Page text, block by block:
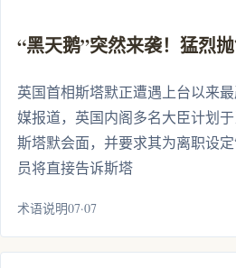
“黑天鹅”突然来袭！猛烈
英国首相斯塔默正遭遇上台以来
媒报道，英国内阁多名大臣计划
斯塔默会面，并要求其为离职设
员将直接告诉斯塔
术语说明07·07